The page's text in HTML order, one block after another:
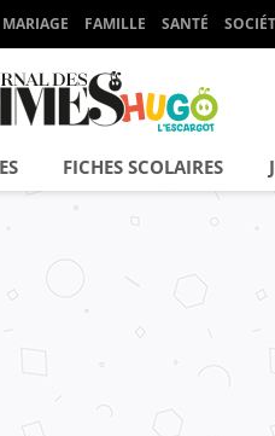
MARIAGE FAMILLE SANTÉ
FICHES SCOLAIRES